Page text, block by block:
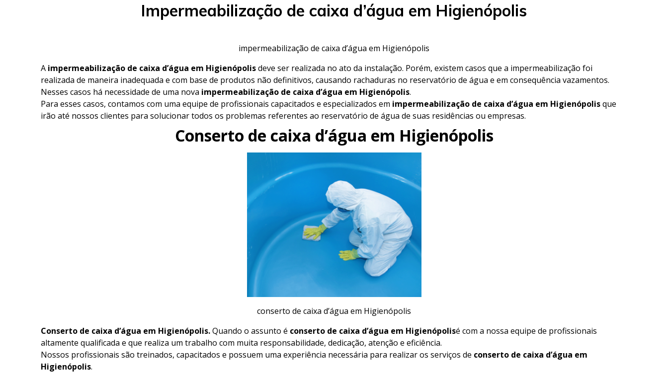
Impermeabilização de caixa d’água em Higienópolis
impermeabilização de caixa d’água em Higienópolis
A impermeabilização de caixa d’água em Higienópolisdeve ser realizada no ato da instalação. Porém, existem casos que a impermeabilização foi
realizada de maneira inadequada e com base de produtos não definitivos, causando rachaduras no reservatório de água e em consequência vazamentos.
Nesses casos há necessidade de uma nova impermeabilização de caixa d’água em Higienópolis.
Para esses casos, contamos com uma equipe de profissionais capacitados e especializados em impermeabilização de caixa d’água em Higienópolisque
irão até nossos clientes para solucionar todos os problemas referentes ao reservatório de água de suas residências ou empresas.
Conserto de caixa d’água em Higienópolis
conserto de caixa d’água em Higienópolis
Conserto de caixa d’água em Higienópolis.Quando o assunto é conserto de caixa d’água em Higienópolisé com a nossa equipe de profissionais
altamente qualificada e que realiza um trabalho com muita responsabilidade, dedicação, atenção e eficiência.
Nossos profissionais são treinados, capacitados e possuem uma experiência necessária para realizar os serviços de conserto de caixa d’água em
Higienópolis.